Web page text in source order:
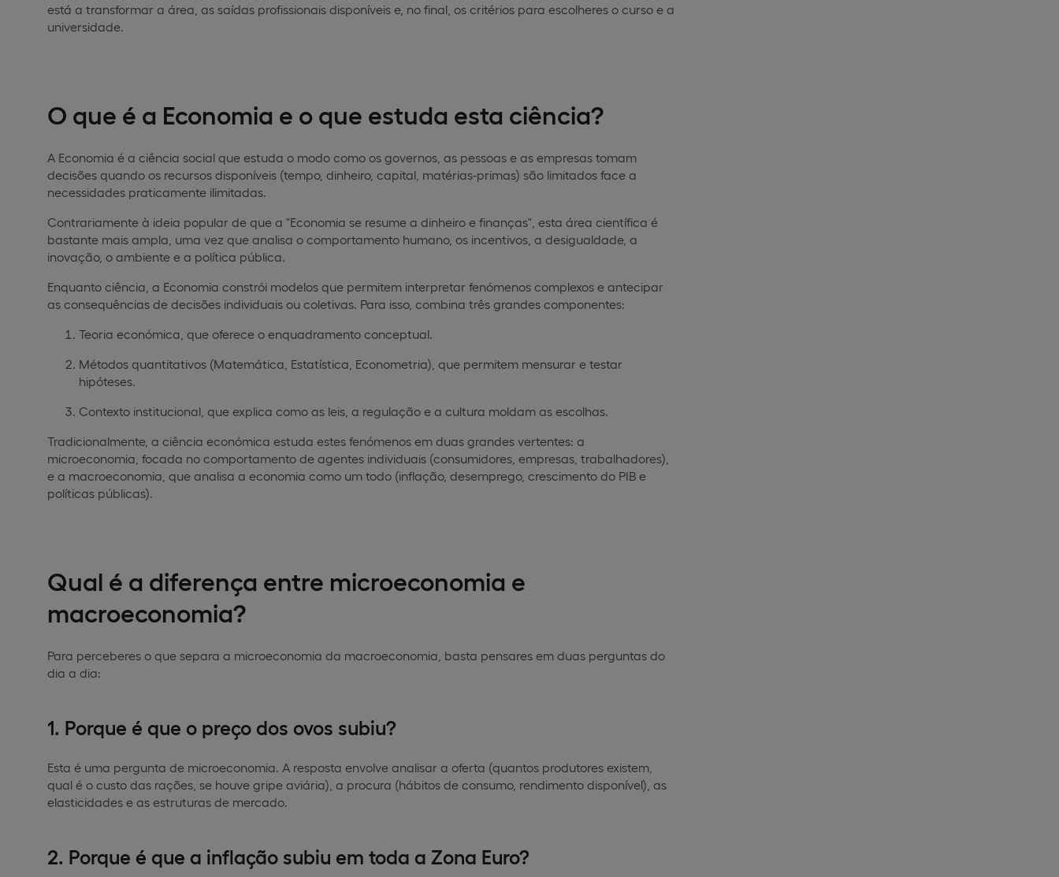
está a transformar a área, as saídas profissionais disponíveis e, no final, os critérios para escolheres o curso e a
universidade.
O que é a Economia e o que estuda esta ciência?
A Economia é a ciência social que estuda o modo como os governos, as pessoas e as empresas tomam
decisões quando os recursos disponíveis (tempo, dinheiro, capital, matérias-primas) são limitados face a
necessidades praticamente ilimitadas.
Contrariamente à ideia popular de que a "Economia se resume a dinheiro e finanças", esta área científica é
bastante mais ampla, uma vez que analisa o comportamento humano, os incentivos, a desigualdade, a
inovação, o ambiente e a política pública.
Enquanto ciência, a Economia constrói modelos que permitem interpretar fenómenos complexos e antecipar
as consequências de decisões individuais ou coletivas. Para isso, combina três grandes componentes:
Teoria económica, que oferece o enquadramento conceptual.
Métodos quantitativos (Matemática, Estatística, Econometria), que permitem mensurar e testar
hipóteses.
Contexto institucional, que explica como as leis, a regulação e a cultura moldam as escolhas.
Tradicionalmente, a ciência económica estuda estes fenómenos em duas grandes vertentes: a
microeconomia, focada no comportamento de agentes individuais (consumidores, empresas, trabalhadores),
e a macroeconomia, que analisa a economia como um todo (inflação, desemprego, crescimento do PIB e
políticas públicas).
Qual é a diferença entre microeconomia e
macroeconomia?
Para perceberes o que separa a microeconomia da macroeconomia, basta pensares em duas perguntas do
dia a dia:
1. Porque é que o preço dos ovos subiu?
Esta é uma pergunta de microeconomia. A resposta envolve analisar a oferta (quantos produtores existem,
qual é o custo das rações, se houve gripe aviária), a procura (hábitos de consumo, rendimento disponível), as
elasticidades e as estruturas de mercado.
2. Porque é que a inflação subiu em toda a Zona Euro?